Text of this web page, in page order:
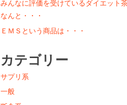
みんなに評価を受けているダイエット茶
なんと・・・
ＥＭＳという商品は・・・
カテゴリー
サプリ系
一般